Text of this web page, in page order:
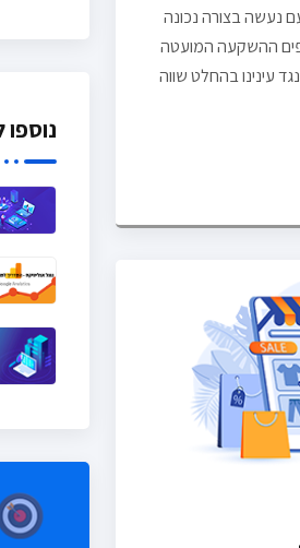
נעשה בצורה נכונה
ההשקעה המועטה
עינינו בהחלט שווה